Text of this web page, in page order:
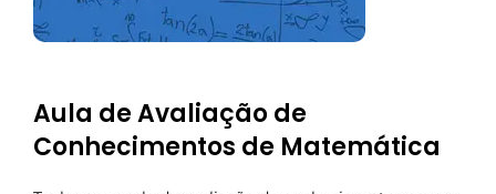
Aula de Avaliação de
Conhecimentos de Matemática